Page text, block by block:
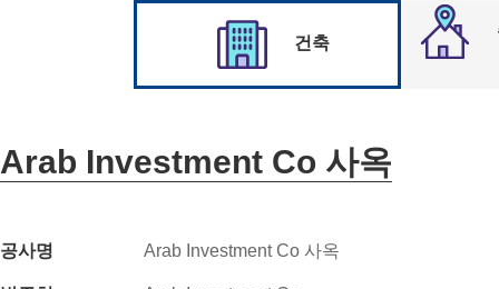
건축
Arab Investment Co 사옥
공사명 Arab Investment Co 사옥